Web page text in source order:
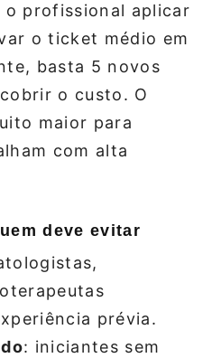
o profissional aplicar
o ticket médio em
basta 5 novos
o custo. O
maior para
com alta
deve evitar
prévia.
: iniciantes sem